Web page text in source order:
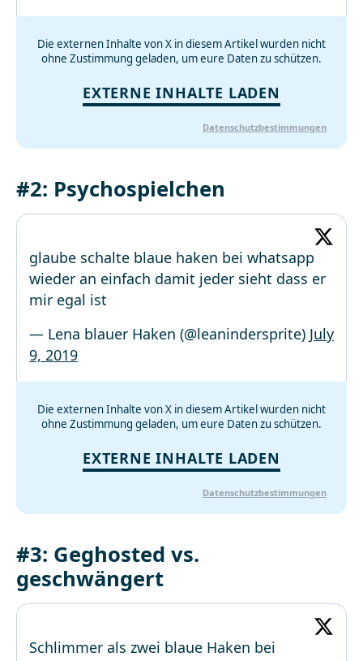
Die externen Inhalte von X in diesem Artikel wurden nicht
ohne Zustimmung geladen, um eure Daten zu schützen.
EXTERNE INHALTE LADEN
Datenschutzbestimmungen
#2: Psychospielchen
glaube schalte blaue haken bei whatsapp
wieder an einfach damit jeder sieht dass er
mir egal ist
— Lena blauer Haken (@leanindersprite) July
9, 2019
Die externen Inhalte von X in diesem Artikel wurden nicht
ohne Zustimmung geladen, um eure Daten zu schützen.
EXTERNE INHALTE LADEN
Datenschutzbestimmungen
#3: Geghosted vs.
geschwängert
Schlimmer als zwei blaue Haken bei